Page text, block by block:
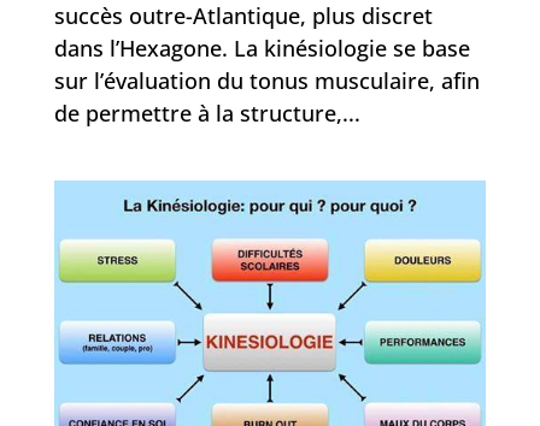
succès outre-Atlantique, plus discret
dans l’Hexagone. La kinésiologie se base
sur l’évaluation du tonus musculaire, afin
de permettre à la structure,...